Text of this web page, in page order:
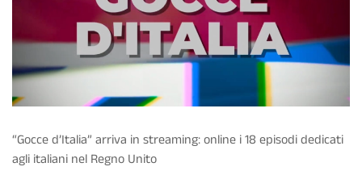
“Gocce d’Italia” arriva in streaming: online i 18 episodi dedicati
agli italiani nel Regno Unito